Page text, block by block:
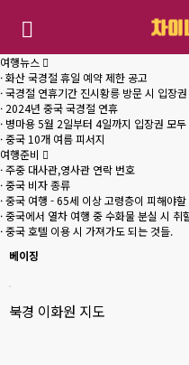
여행뉴스
· 화산 국경절 휴일 예약 제한 공고
· 국경절 연휴기간 진시황릉 방문 시 입장
· 2024년 중국 국경절 연휴
· 병마용 5월 2일부터 4일까지 입장권 모두
· 중국 10개 여름 피서지
여행준비
· 주중 대사관,영사관 연락 번호
· 중국 비자 종류
· 중국 여행 - 65세 이상 고령층이 피해야할
· 중국에서 열차 여행 중 수화물 분실 시
· 중국 호텔 이용 시 가져가도 되는 것들.
베이징
북경 이화원 지도